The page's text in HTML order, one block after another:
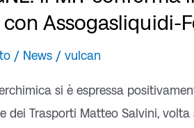
Assogasliquidi-
/ News / vulcan
si è espressa
dei Trasporti Matteo Salvini,